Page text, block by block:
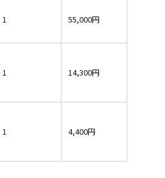
1 55,000円
1 14,300円
1 4,400円